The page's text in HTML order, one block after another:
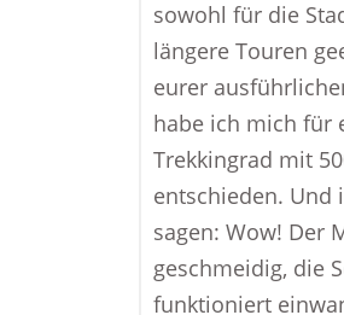
sowohl für die
längere Touren
eurer
habe ich mich für
Trekkingrad mit
entschieden. Und
sagen: Wow! Der
geschmeidig, die
funktioniert